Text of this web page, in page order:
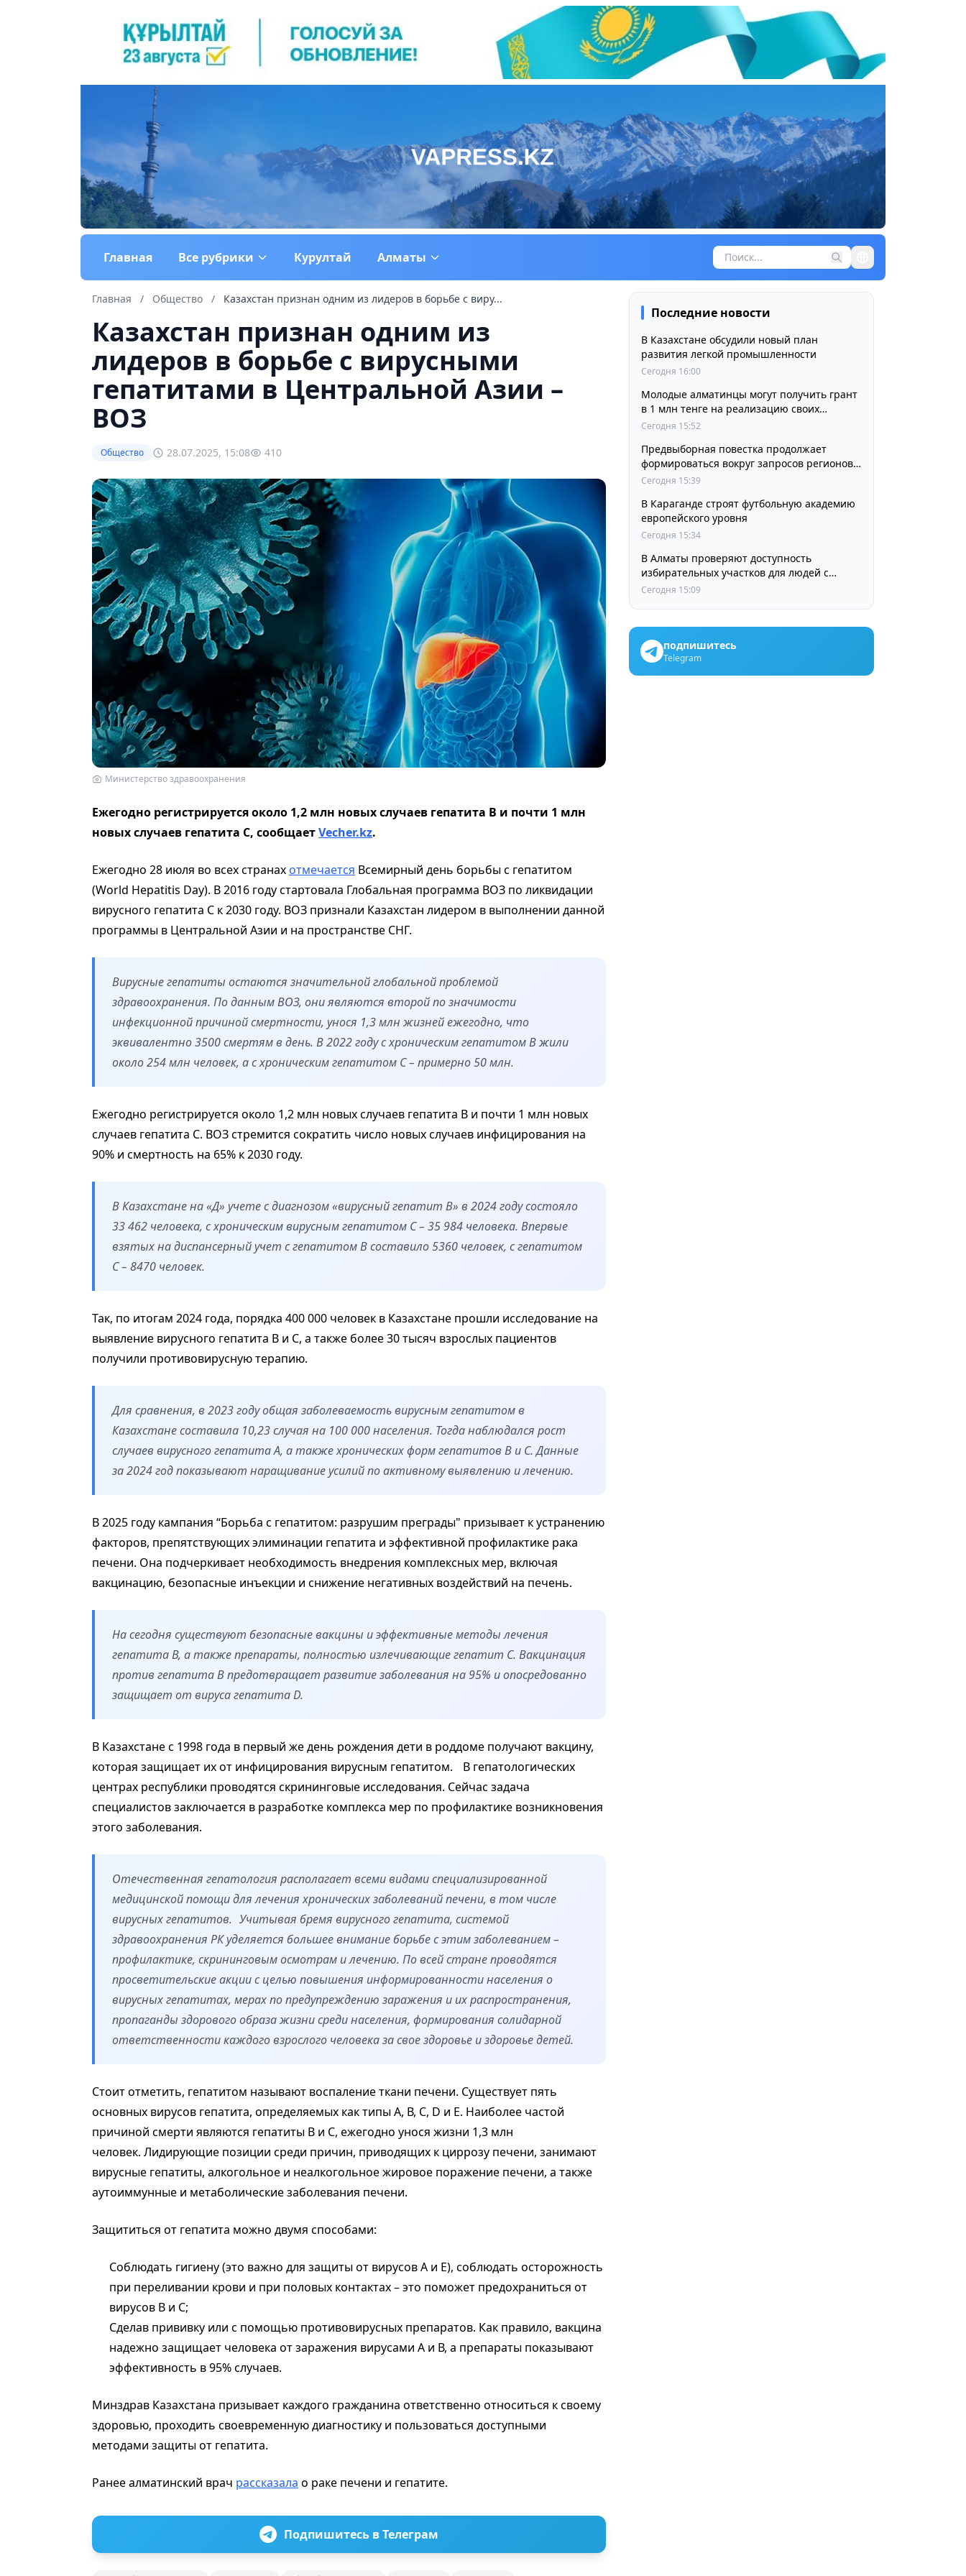
Главная Все рубрики Курултай Алматы
Главная / Общество / Казахстан признан одним из лидеров в борьбе с виру...
Казахстан признан одним из
лидеров в борьбе с вирусными
гепатитами в Центральной Азии –
ВОЗ
Общество 28.07.2025, 15:08 410
Министерство здравоохранения
Ежегодно регистрируется около 1,2 млн новых случаев гепатита В и почти 1 млн
новых случаев гепатита С, сообщаетVecher.kz.
Ежегодно 28 июля во всех странах отмечается Всемирный день борьбы с гепатитом
(World Hepatitis Day). В 2016 году стартовала Глобальная программа ВОЗ по ликвидации
вирусного гепатита С к 2030 году. ВОЗ признали Казахстан лидером в выполнении данной
программы в Центральной Азии и на пространстве СНГ.
Вирусные гепатиты остаются значительной глобальной проблемой
здравоохранения. По данным ВОЗ, они являются второй по значимости
инфекционной причиной смертности, унося 1,3 млн жизней ежегодно, что
эквивалентно 3500 смертям в день. В 2022 году с хроническим гепатитом В жили
около 254 млн человек, а с хроническим гепатитом С – примерно 50 млн.
Ежегодно регистрируется около 1,2 млн новых случаев гепатита В и почти 1 млн новых
случаев гепатита С. ВОЗ стремится сократить число новых случаев инфицирования на
90% и смертность на 65% к 2030 году.
В Казахстане на «Д» учете с диагнозом «вирусный гепатит В» в 2024 году состояло
33 462 человека, с хроническим вирусным гепатитом С – 35 984 человека. Впервые
взятых на диспансерный учет с гепатитом В составило 5360 человек, с гепатитом
С – 8470 человек.
Так, по итогам 2024 года, порядка 400 000 человек в Казахстане прошли исследование на
выявление вирусного гепатита В и С, а также более 30 тысяч взрослых пациентов
получили противовирусную терапию.
Для сравнения, в 2023 году общая заболеваемость вирусным гепатитом в
Казахстане составила 10,23 случая на 100 000 населения. Тогда наблюдался рост
случаев вирусного гепатита А, а также хронических форм гепатитов В и С. Данные
за 2024 год показывают наращивание усилий по активному выявлению и лечению.
В 2025 году кампания “Борьба с гепатитом: разрушим преграды" призывает к устранению
факторов, препятствующих элиминации гепатита и эффективной профилактике рака
печени. Она подчеркивает необходимость внедрения комплексных мер, включая
вакцинацию, безопасные инъекции и снижение негативных воздействий на печень.
На сегодня существуют безопасные вакцины и эффективные методы лечения
гепатита В, а также препараты, полностью излечивающие гепатит С. Вакцинация
против гепатита В предотвращает развитие заболевания на 95% и опосредованно
защищает от вируса гепатита D.
В Казахстане с 1998 года в первый же день рождения дети в роддоме получают вакцину,
которая защищает их от инфицирования вирусным гепатитом. В гепатологических
центрах республики проводятся скрининговые исследования. Сейчас задача
специалистов заключается в разработке комплекса мер по профилактике возникновения
этого заболевания.
Отечественная гепатология располагает всеми видами специализированной
медицинской помощи для лечения хронических заболеваний печени, в том числе
вирусных гепатитов. Учитывая бремя вирусного гепатита, системой
здравоохранения РК уделяется большее внимание борьбе с этим заболеванием –
профилактике, скрининговым осмотрам и лечению. По всей стране проводятся
просветительские акции с целью повышения информированности населения о
вирусных гепатитах, мерах по предупреждению заражения и их распространения,
пропаганды здорового образа жизни среди населения, формирования солидарной
ответственности каждого взрослого человека за свое здоровье и здоровье детей.
Стоит отметить, гепатитом называют воспаление ткани печени. Существует пять
основных вирусов гепатита, определяемых как типы А, В, С, D и Е. Наиболее частой
причиной смерти являются гепатиты B и C, ежегодно унося жизни 1,3 млн
человек. Лидирующие позиции среди причин, приводящих к циррозу печени, занимают
вирусные гепатиты, алкогольное и неалкогольное жировое поражение печени, а также
аутоиммунные и метаболические заболевания печени.
Защититься от гепатита можно двумя способами:
Соблюдать гигиену (это важно для защиты от вирусов А и Е), соблюдать осторожность
при переливании крови и при половых контактах – это поможет предохраниться от
вирусов В и С;
Сделав прививку или с помощью противовирусных препаратов. Как правило, вакцина
надежно защищает человека от заражения вирусами А и В, а препараты показывают
эффективность в 95% случаев.
Минздрав Казахстана призывает каждого гражданина ответственно относиться к своему
здоровью, проходить своевременную диагностику и пользоваться доступными
методами защиты от гепатита.
Ранее алматинский врач рассказала о раке печени и гепатите.
Подпишитесь в Телеграм
Последние новости
В Казахстане обсудили новый план
развития легкой промышленности
Сегодня 16:00
Молодые алматинцы могут получить грант
в 1 млн тенге на реализацию своих
проектов
Сегодня 15:52
Предвыборная повестка продолжает
формироваться вокруг запросов регионов
страны
Сегодня 15:39
В Караганде строят футбольную академию
европейского уровня
Сегодня 15:34
В Алматы проверяют доступность
избирательных участков для людей с
инвалидностью
Сегодня 15:09
подпишитесь
Telegram